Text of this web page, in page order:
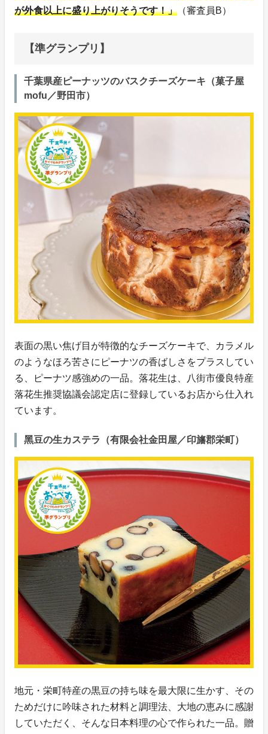
が外食以上に盛り上がりそうです！」 （審査員B）
【準グランプリ】
千葉県産ピーナッツのバスクチーズケーキ（菓子屋
mofu／野田市）
表面の黒い焦げ目が特徴的なチーズケーキで、カラメル
のようなほろ苦さにピーナツの香ばしさをプラスしてい
る、ピーナツ感強めの一品。落花生は、八街市優良特産
落花生推奨協議会認定店に登録しているお店から仕入れ
ています。
⿊豆の⽣カステラ（有限会社⾦⽥屋／印旛郡栄町）
地元・栄町特産の黒豆の持ち味を最大限に生かす、その
ためだけに吟味された材料と調理法、大地の恵みに感謝
していただく、そんな日本料理の心で作られた一品。贈